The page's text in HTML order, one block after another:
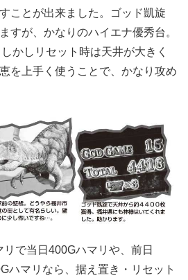
ことが出来ました。ゴッド凱旋
すが、かなりのハイエナ優秀台。
かしリセット時は天井が大きく
を上手く使うことで、かなり攻め
で当日400Gハマリや、前日
ハマリなら、据え置き・リセット